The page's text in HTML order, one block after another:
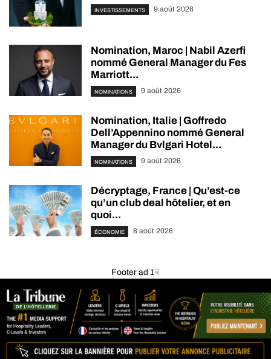
INVESTISSEMENTS 9 août 2026
Nomination, Maroc | Nabil Azerfi
nommé General Manager du Fes
Marriott...
NOMINATIONS 9 août 2026
Nomination, Italie | Goffredo
Dell’Appennino nommé General
Manager du Bvlgari Hotel...
NOMINATIONS 9 août 2026
Décryptage, France | Qu’est-ce
qu’un club deal hôtelier, et en
quoi...
ÉCONOMIE 8 août 2026
Footer ad 1☟